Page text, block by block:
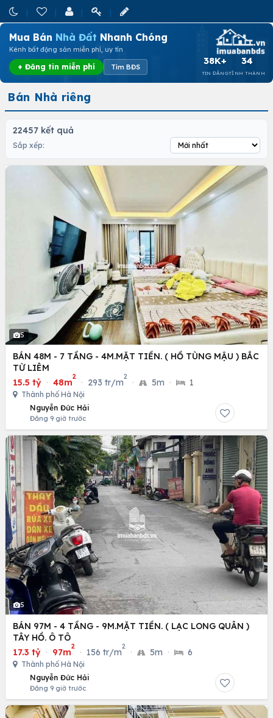
Mua Bán Nhà Đất Nhanh Chóng
Kênh bất động sản miễn phí, uy tín
+ Đăng tin miễn phí Tìm BĐS
38K+
TIN ĐĂNG
34
TỈNH THÀNH
Bán Nhà riêng
22457 kết quả
Sắp xếp:
5
BÁN 48M - 7 TẦNG - 4M.MẶT TIỀN. ( HỒ TÙNG MẬU ) BẮC
TỪ LIÊM
15.5 tỷ · 48m
2
· 293 tr/m
2
· 5m · 1
Thành phố Hà Nội
Nguyễn Đức Hải
Đăng 9 giờ trước
5
BÁN 97M - 4 TẦNG - 9M.MẶT TIỀN. ( LẠC LONG QUÂN )
TÂY HỒ. Ô TÔ
17.3 tỷ · 97m
2
· 156 tr/m
2
· 5m · 6
Thành phố Hà Nội
Nguyễn Đức Hải
Đăng 9 giờ trước